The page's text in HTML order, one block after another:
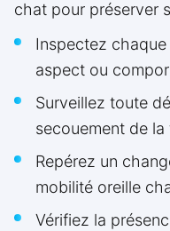
chat pour préserver
Inspectez
aspect ou
Surveillez toute
secouement de la
Repérez un
mobilité oreille
Vérifiez la